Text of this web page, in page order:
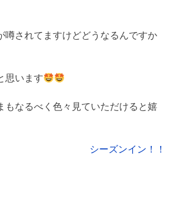
噂されてますけどどうなるんですか
思います
もなるべく色々見ていただけると嬉
シーズンイン！！